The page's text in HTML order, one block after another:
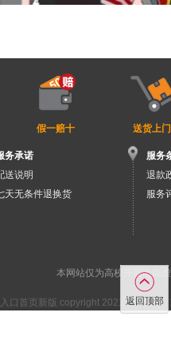
假一赔十 送货上门
务承诺
送说明
天无条件退换货
服务
退款
服务
本网站仅为高校开展电商
入口首页新版 copyright 2021 电
返回顶部